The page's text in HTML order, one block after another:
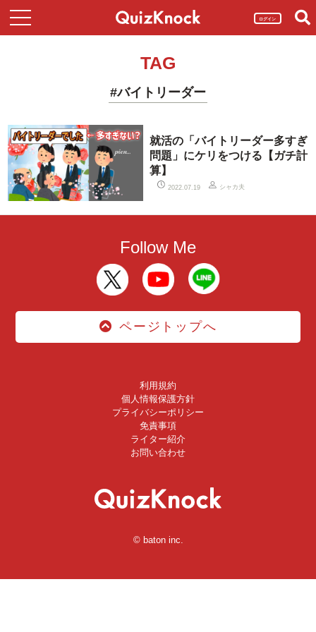
ログイン
TAG
#バイトリーダー
就活の「バイトリーダー多すぎ
問題」にケリをつける【ガチ計
算】
2022.07.19 シャカ夫
Follow Me
ページトップへ
利用規約
個人情報保護方針
プライバシーポリシー
免責事項
ライター紹介
お問い合わせ
© baton inc.